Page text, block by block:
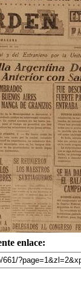
enlace: